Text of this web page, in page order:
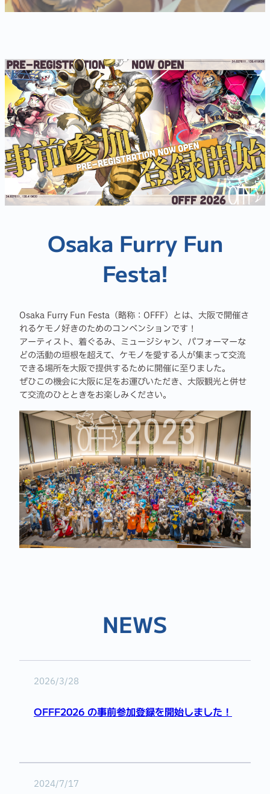
Osaka Furry Fun
Festa!
Osaka Furry Fun Festa（略称：OFFF）とは、大阪で開催さ
れるケモノ好きのためのコンベンションです！
アーティスト、着ぐるみ、ミュージシャン、パフォーマーな
どの活動の垣根を超えて、ケモノを愛する人が集まって交流
できる場所を大阪で提供するために開催に至りました。
ぜひこの機会に大阪に足をお運びいただき、大阪観光と併せ
て交流のひとときをお楽しみください。
NEWS
2026/3/28
OFFF2026 の事前参加登録を開始しました！
2024/7/17